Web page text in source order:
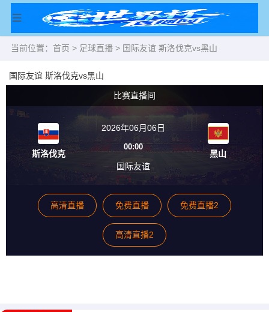
当前位置： 首页 > 足球直播 > 国际友谊 斯洛伐克vs黑山
国际友谊 斯洛伐克vs黑山
比赛直播间
斯洛伐克
2026年06月06日
00:00
国际友谊
黑山
高清直播 免费直播 免费直播2
高清直播2